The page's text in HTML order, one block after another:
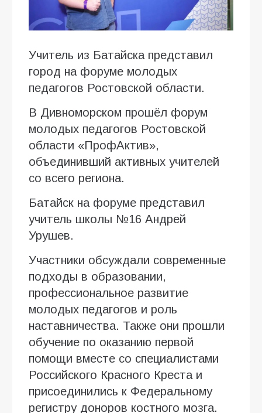
Учитель из Батайска представил
город на форуме молодых
педагогов Ростовской области.
В Дивноморском прошёл форум
молодых педагогов Ростовской
области «ПрофАктив»,
объединивший активных учителей
со всего региона.
Батайск на форуме представил
учитель школы №16 Андрей
Урушев.
Участники обсуждали современные
подходы в образовании,
профессиональное развитие
молодых педагогов и роль
наставничества. Также они прошли
обучение по оказанию первой
помощи вместе со специалистами
Российского Красного Креста и
присоединились к Федеральному
регистру доноров костного мозга.